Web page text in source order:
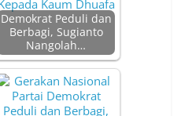
Demokrat Peduli dan
Berbagi, Sugianto
Nangolah…